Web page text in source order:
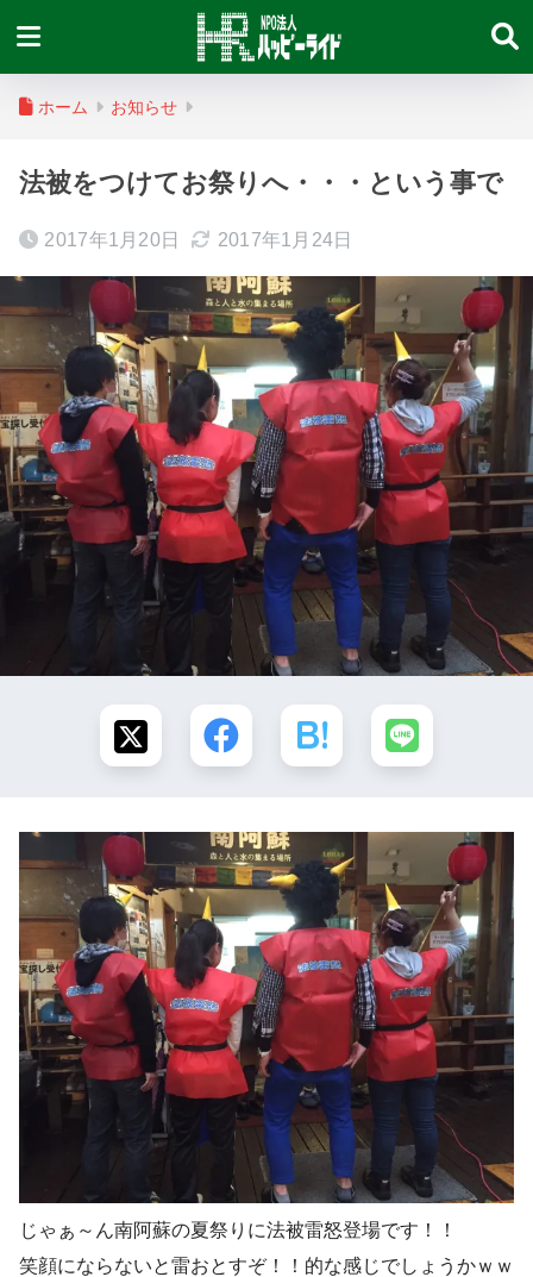
ホーム お知らせ
法被をつけてお祭りへ・・・という事で
2017年1月20日 2017年1月24日
じゃぁ～ん南阿蘇の夏祭りに法被雷怒登場です！！
笑顔にならないと雷おとすぞ！！的な感じでしょうかｗｗ